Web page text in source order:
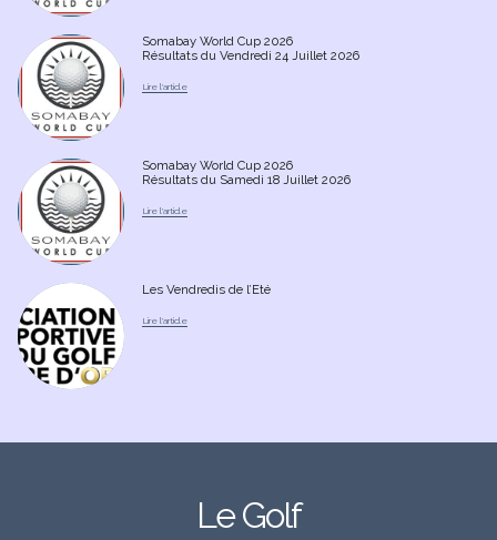
Somabay World Cup 2026
Résultats du Vendredi 24 Juillet 2026
Somabay World Cup 2026
Résultats du Samedi 18 Juillet 2026
Les Vendredis de l’Eté
Le Golf